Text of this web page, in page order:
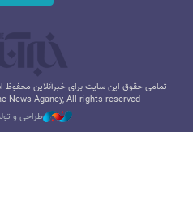
تمامی حقوق این سایت برای خبرآنلاین محفوظ
News Agancy, All rights reserved
طراحی و